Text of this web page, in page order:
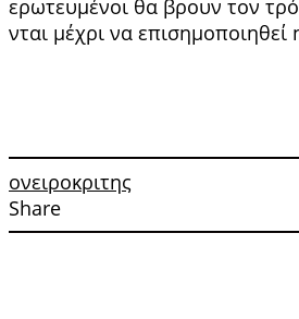
ερωτευμένοι θα βρουν τον
νται μέχρι να επισημοποιηθεί
ονειροκριτης
Share